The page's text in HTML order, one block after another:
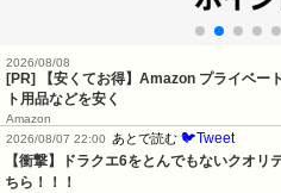
2026/08/08
[PR] 【安くてお得】Amazon プライベ
ト用品などを安く
Amazon
2026/08/07 22:00 あとで読む 🐦Tweet
【衝撃】ドラクエ6をとんでもないクオ
ちら！！！